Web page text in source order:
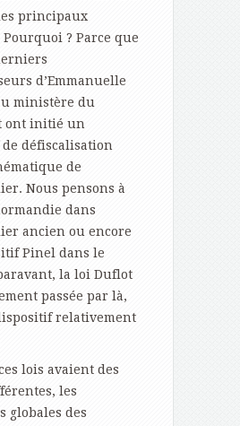
principaux
? Parce que
d’Emmanuelle
ministère du
ont initié un
défiscalisation
de
Nous pensons à
dans
ancien ou encore
Pinel dans le
la loi Duflot
passée par là,
relativement
lois avaient des
les
globales des